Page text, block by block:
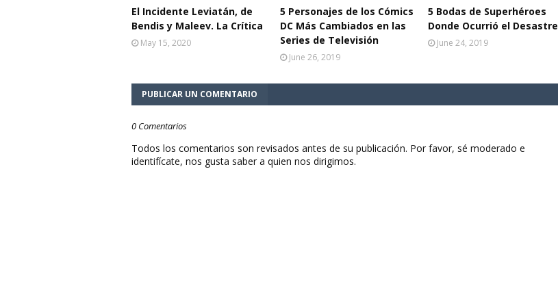
El Incidente Leviatán, de
Bendis y Maleev. La Crítica
May 15, 2020
5 Personajes de los Cómics
DC Más Cambiados en las
Series de Televisión
June 26, 2019
5 Bodas de Superhéroes
Donde Ocurrió el Desastre
June 24, 2019
PUBLICAR UN COMENTARIO
0 Comentarios
Todos los comentarios son revisados antes de su publicación. Por favor, sé moderado e
identifícate, nos gusta saber a quien nos dirigimos.